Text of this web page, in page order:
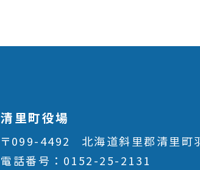
清里町役場
〒099-4492
北海道斜里郡清里町
電話番号
0152-25-2131